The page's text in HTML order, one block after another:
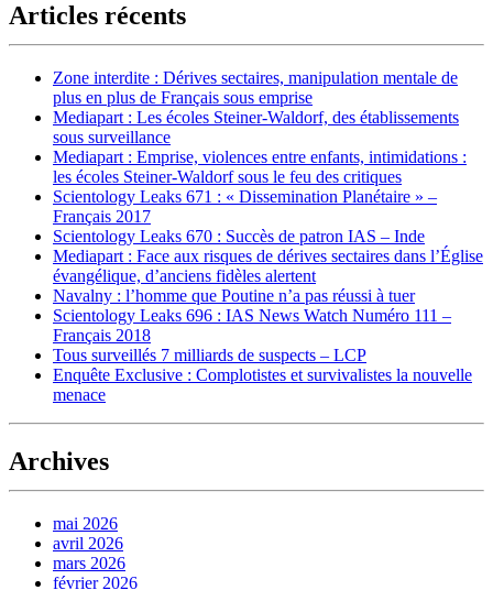
Articles récents
Zone interdite : Dérives sectaires, manipulation mentale de
plus en plus de Français sous emprise
Mediapart : Les écoles Steiner-Waldorf, des établissements
sous surveillance
Mediapart : Emprise, violences entre enfants, intimidations :
les écoles Steiner-Waldorf sous le feu des critiques
Scientology Leaks 671 : « Dissemination Planétaire » –
Français 2017
Scientology Leaks 670 : Succès de patron IAS – Inde
Mediapart : Face aux risques de dérives sectaires dans l’Église
évangélique, d’anciens fidèles alertent
Navalny : l’homme que Poutine n’a pas réussi à tuer
Scientology Leaks 696 : IAS News Watch Numéro 111 –
Français 2018
Tous surveillés 7 milliards de suspects – LCP
Enquête Exclusive : Complotistes et survivalistes la nouvelle
menace
Archives
mai 2026
avril 2026
mars 2026
février 2026